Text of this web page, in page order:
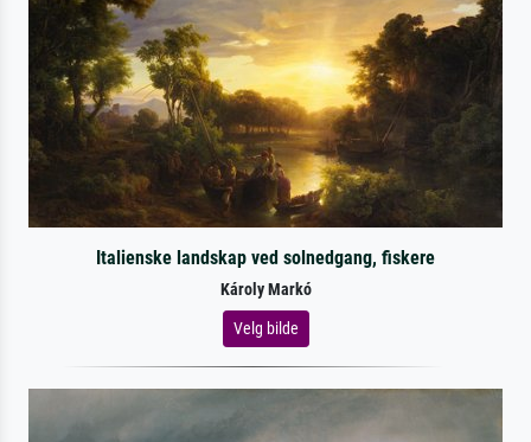
Italienske landskap ved solnedgang, fiskere
Károly Markó
Velg bilde